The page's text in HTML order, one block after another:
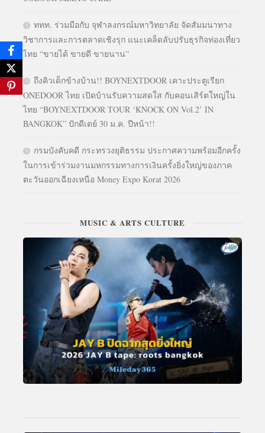
ททท. ร่วมมือกับ จุฬาลงกรณ์มหาวิทยาลัย จัดสัมมนาทาง
วิชาการและการตลาดเชิงรุก แนะเคล็ดลับปรับธุรกิจท่องเที่ยว
ไทย “ขายได้ ขายดี ขายนาน”
ถึงคิวเด็กข้างบ้าน!! BOYNEXTDOOR เคาะประตูเรียก
ONEDOOR ไทย เปิดบ้านรับความสดใส กับคอนเสิร์ตใหญ่ใน
ไทย “BOYNEXTDOOR TOUR ‘KNOCK ON Vol.2’ IN
BANGKOK” ปักดีเดย์ 30 ม.ค. ปีหน้า!!
กรมบังคับคดี กระทรวงยุติธรรม ประกาศความพร้อมอีกครั้ง
ในการเข้าร่วมงานมหกรรมทางการเงินครั้งยิ่งใหญ่ของภาค
ตะวันออกเฉียงเหนือ Money Expo Korat 2026
MUSIC & ARTS CULTURE